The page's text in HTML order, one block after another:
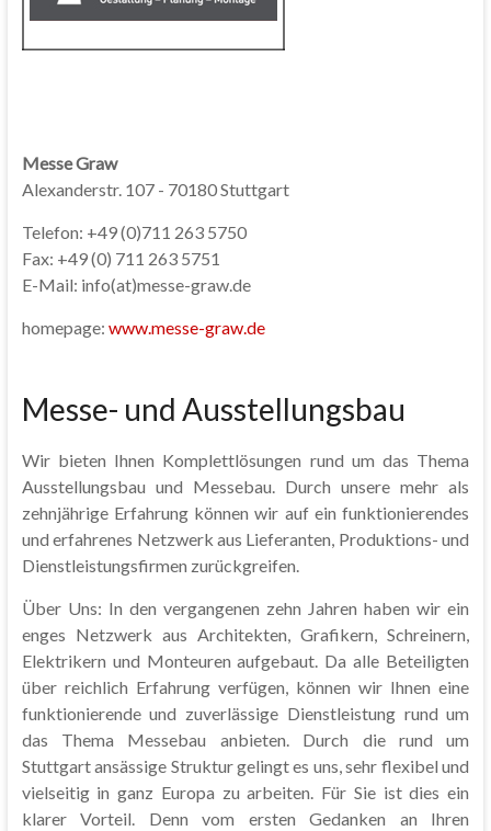
Messe Graw
Alexanderstr. 107 - 70180 Stuttgart
Telefon: +49 (0)711 263 5750
Fax: +49 (0) 711 263 5751
E-Mail: info(at)messe-graw.de
homepage: www.messe-graw.de
Messe- und Ausstellungsbau
Wir bieten Ihnen Komplettlösungen rund um das Thema
Ausstellungsbau und Messebau. Durch unsere mehr als
zehnjährige Erfahrung können wir auf ein funktionierendes
und erfahrenes Netzwerk aus Lieferanten, Produktions- und
Dienstleistungsfirmen zurückgreifen.
Über Uns: In den vergangenen zehn Jahren haben wir ein
enges Netzwerk aus Architekten, Grafikern, Schreinern,
Elektrikern und Monteuren aufgebaut. Da alle Beteiligten
über reichlich Erfahrung verfügen, können wir Ihnen eine
funktionierende und zuverlässige Dienstleistung rund um
das Thema Messebau anbieten. Durch die rund um
Stuttgart ansässige Struktur gelingt es uns, sehr flexibel und
vielseitig in ganz Europa zu arbeiten. Für Sie ist dies ein
klarer Vorteil. Denn vom ersten Gedanken an Ihren